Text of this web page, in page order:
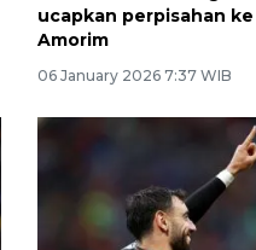
ucapkan perpisahan ke
Amorim
06 January 2026 7:37 WIB